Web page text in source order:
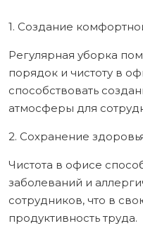
1. Создание
Регулярная уборка
порядок и чистоту в
способствовать
атмосферы для
2. Сохранение
Чистота в офисе
заболеваний и
сотрудников, что в
продуктивность труда.